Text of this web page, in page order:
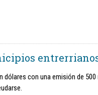
dólares con una emisión de